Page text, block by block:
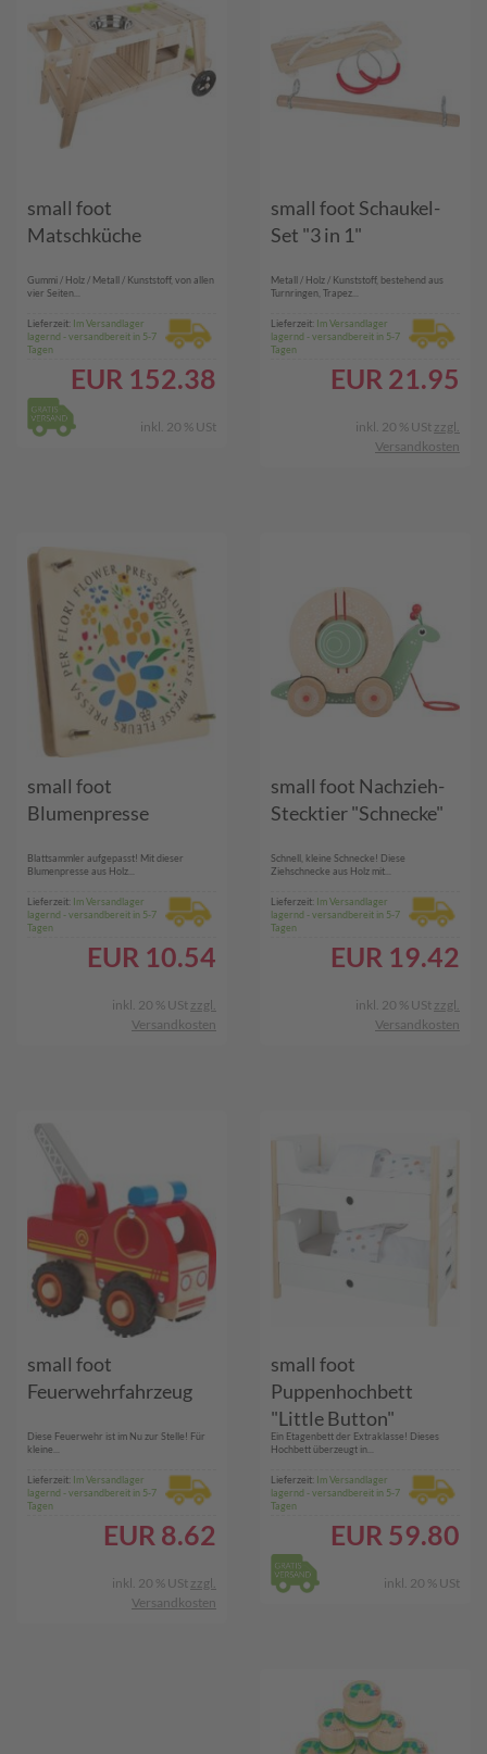
small foot
Matschküche
Gummi / Holz / Metall / Kunststoff, von allen
vier Seiten...
Lieferzeit: Im Versandlager
lagernd - versandbereit in 5-7
Tagen
EUR 152.38
inkl. 20 % USt
small foot Schaukel-
Set "3 in 1"
Metall / Holz / Kunststoff, bestehend aus
Turnringen, Trapez...
Lieferzeit: Im Versandlager
lagernd - versandbereit in 5-7
Tagen
EUR 21.95
inkl. 20 % USt zzgl.
Versandkosten
small foot
Blumenpresse
Blattsammler aufgepasst! Mit dieser
Blumenpresse aus Holz...
Lieferzeit: Im Versandlager
lagernd - versandbereit in 5-7
Tagen
EUR 10.54
inkl. 20 % USt zzgl.
Versandkosten
small foot Nachzieh-
Stecktier "Schnecke"
Schnell, kleine Schnecke! Diese
Ziehschnecke aus Holz mit...
Lieferzeit: Im Versandlager
lagernd - versandbereit in 5-7
Tagen
EUR 19.42
inkl. 20 % USt zzgl.
Versandkosten
small foot
Feuerwehrfahrzeug
Diese Feuerwehr ist im Nu zur Stelle! Für
kleine...
Lieferzeit: Im Versandlager
lagernd - versandbereit in 5-7
Tagen
EUR 8.62
inkl. 20 % USt zzgl.
Versandkosten
small foot
Puppenhochbett
"Little Button"
Ein Etagenbett der Extraklasse! Dieses
Hochbett überzeugt in...
Lieferzeit: Im Versandlager
lagernd - versandbereit in 5-7
Tagen
EUR 59.80
inkl. 20 % USt